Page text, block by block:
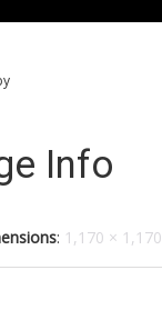
Info
: 1,170 × 1,170